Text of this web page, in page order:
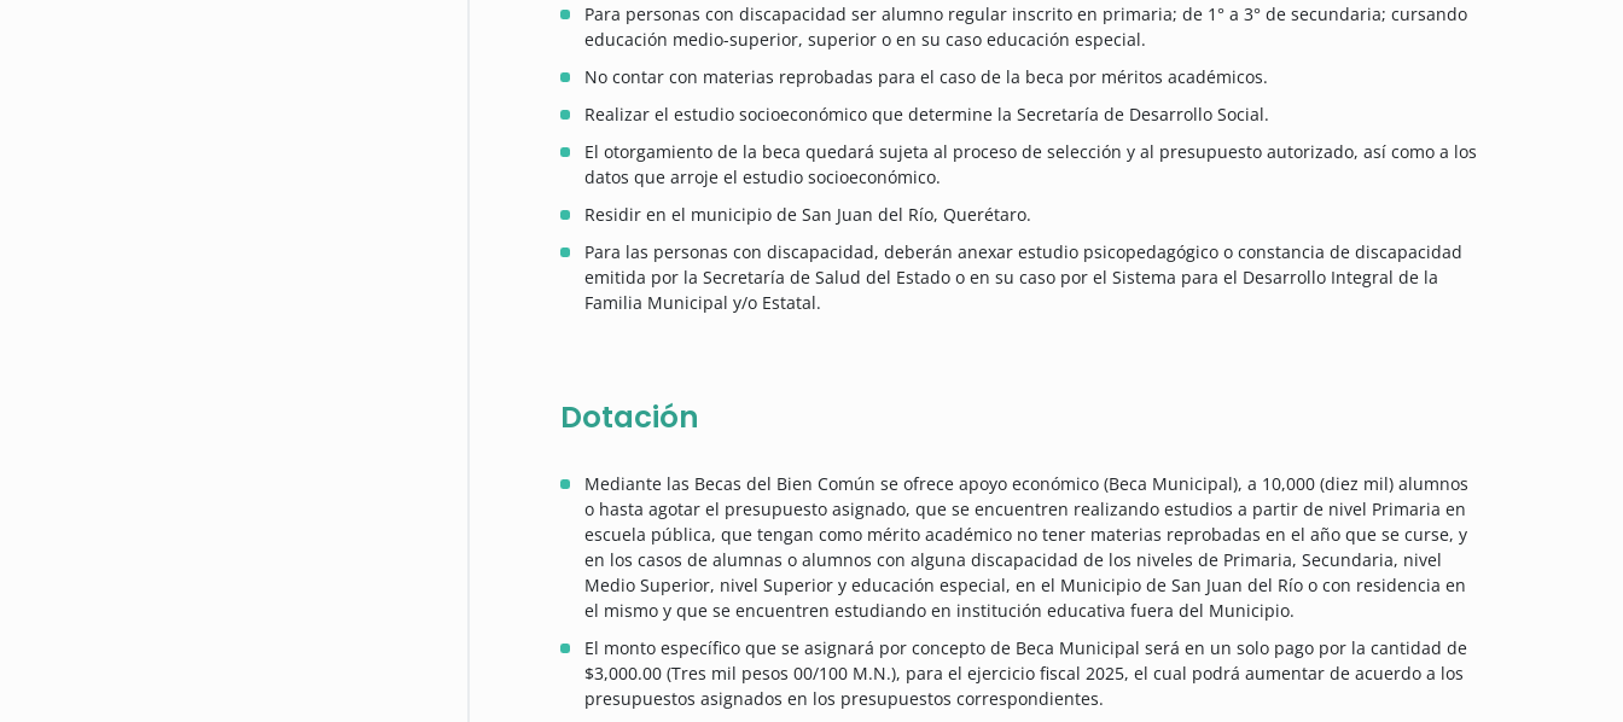
Para personas con discapacidad ser alumno regular inscrito en primaria; de 1° a 3° de secundaria; cursando
educación medio-superior, superior o en su caso educación especial.
No contar con materias reprobadas para el caso de la beca por méritos académicos.
Realizar el estudio socioeconómico que determine la Secretaría de Desarrollo Social.
El otorgamiento de la beca quedará sujeta al proceso de selección y al presupuesto autorizado, así como a los
datos que arroje el estudio socioeconómico.
Residir en el municipio de San Juan del Río, Querétaro.
Para las personas con discapacidad, deberán anexar estudio psicopedagógico o constancia de discapacidad
emitida por la Secretaría de Salud del Estado o en su caso por el Sistema para el Desarrollo Integral de la
Familia Municipal y/o Estatal.
Dotación
Mediante las Becas del Bien Común se ofrece apoyo económico (Beca Municipal), a 10,000 (diez mil) alumnos
o hasta agotar el presupuesto asignado, que se encuentren realizando estudios a partir de nivel Primaria en
escuela pública, que tengan como mérito académico no tener materias reprobadas en el año que se curse, y
en los casos de alumnas o alumnos con alguna discapacidad de los niveles de Primaria, Secundaria, nivel
Medio Superior, nivel Superior y educación especial, en el Municipio de San Juan del Río o con residencia en
el mismo y que se encuentren estudiando en institución educativa fuera del Municipio.
El monto específico que se asignará por concepto de Beca Municipal será en un solo pago por la cantidad de
$3,000.00 (Tres mil pesos 00/100 M.N.), para el ejercicio fiscal 2025, el cual podrá aumentar de acuerdo a los
presupuestos asignados en los presupuestos correspondientes.